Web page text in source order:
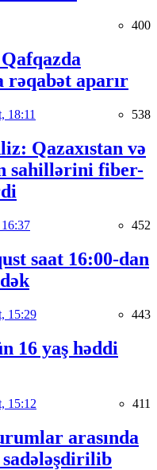
400
aparır
18:11 538
Qazaxıstan və
sahillərini fiber-
452
saat 16:00-dan
15:29 443
16 yaş həddi
15:12 411
arasında